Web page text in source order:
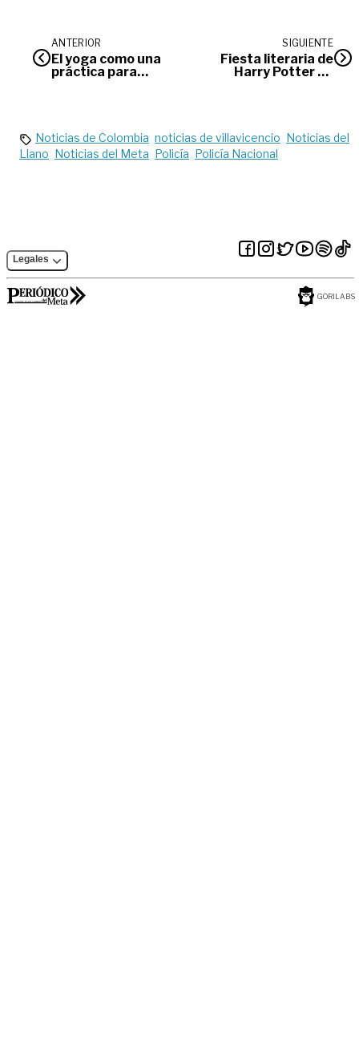
ANTERIOR
El yoga como una
práctica para
SIGUIENTE
Fiesta literaria de
Harry Potter en
Noticias de Colombia noticias de villavicencio Noticias del
Llano Noticias del Meta Policía Policía Nacional
Legales
GORILABS